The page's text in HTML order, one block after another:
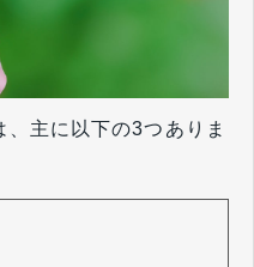
主に以下の3つありま